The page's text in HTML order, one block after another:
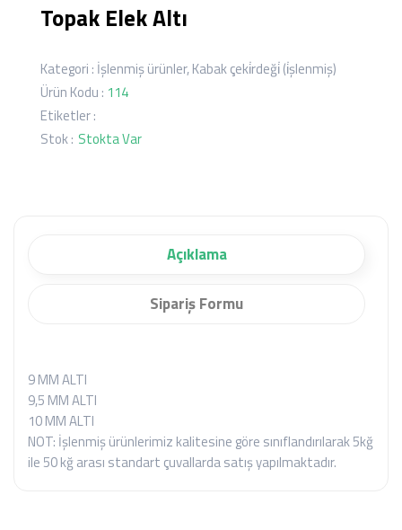
Topak Elek Altı
Kategori : İşlenmiş ürünler,Kabak çeki̇rdeği̇ (i̇şlenmiş)
Ürün Kodu : 114
Etiketler :
Stok : Stokta Var
Açıklama
Sipariş Formu
9 MM ALTI
9,5 MM ALTI
10 MM ALTI
NOT: İşlenmiş ürünlerimiz kalitesine göre sınıflandırılarak 5kğ
ile 50 kğ arası standart çuvallarda satış yapılmaktadır.